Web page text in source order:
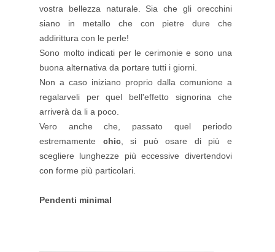
vostra bellezza naturale. Sia che gli orecchini
siano in metallo che con pietre dure che
addirittura con le perle!
Sono molto indicati per le cerimonie e sono una
buona alternativa da portare tutti i giorni.
Non a caso iniziano proprio dalla comunione a
regalarveli per quel bell'effetto signorina che
arriverà da li a poco.
Vero anche che, passato quel periodo
estremamente chic,
si può osare di più e
scegliere lunghezze più eccessive divertendovi
con forme più particolari.
Pendenti minimal